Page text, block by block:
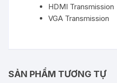
HDMI Transmission
VGA Transmission
SẢN PHẨM TƯƠNG TỰ